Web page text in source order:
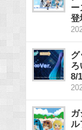
ー
登
グ
ろ
8/
ル